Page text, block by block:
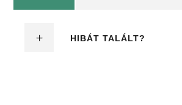
HIBÁT TALÁLT?